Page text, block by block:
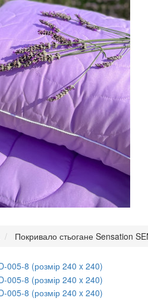
Покривало стьогане Sensation